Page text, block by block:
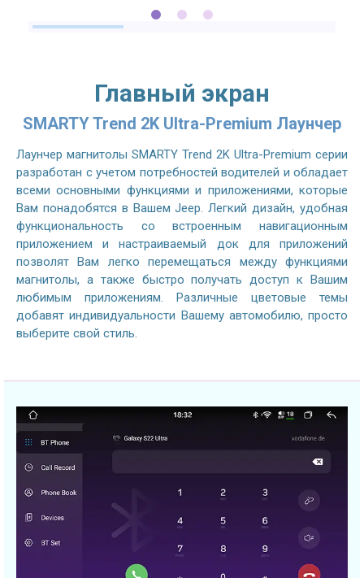
Главный экран
SMARTY Trend 2K Ultra-Premium Лаунчер
Лаунчер магнитолы SMARTY Trend 2K Ultra-Premium серии
разработан с учетом потребностей водителей и обладает
всеми основными функциями и приложениями, которые
Вам понадобятся в Вашем Jeep. Легкий дизайн, удобная
функциональность со встроенным навигационным
приложением и настраиваемый док для приложений
позволят Вам легко перемещаться между функциями
магнитолы, а также быстро получать доступ к Вашим
любимым приложениям. Различные цветовые темы
добавят индивидуальности Вашему автомобилю, просто
выберите свой стиль.